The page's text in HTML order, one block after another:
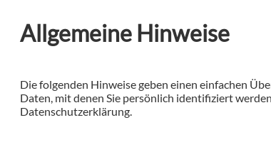
Allgemeine Hinweise
Die folgenden Hinweise geben einen einfachen
Daten, mit denen Sie persönlich identifiziert
Datenschutzerklärung.